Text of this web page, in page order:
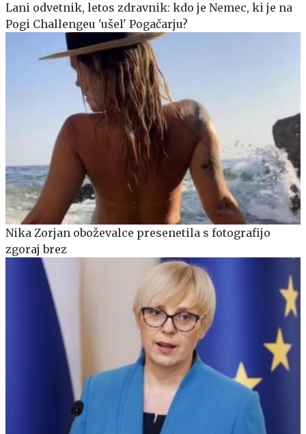
Lani odvetnik, letos zdravnik: kdo je Nemec, ki je na
Pogi Challengeu 'ušel' Pogačarju?
Nika Zorjan oboževalce presenetila s fotografijo
zgoraj brez